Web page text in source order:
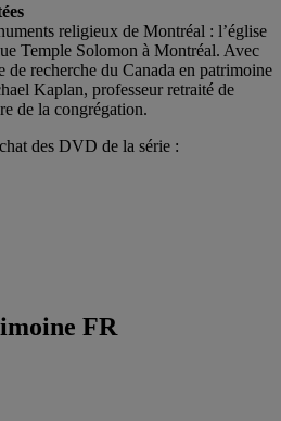
religieux de Montréal : l’église
Temple Solomon à Montréal. Avec
recherche du Canada en patrimoine
Kaplan, professeur retraité de
de la congrégation.
des DVD de la série :
FR